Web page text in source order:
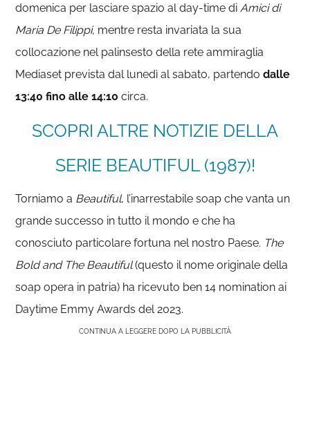
domenica per lasciare spazio al day-time di Amici di
Maria De Filippi, mentre resta invariata la sua
collocazione nel palinsesto della rete ammiraglia
Mediaset prevista dal lunedì al sabato, partendodalle
13:40 fino alle 14:10circa.
SCOPRI ALTRE NOTIZIE DELLA
SERIE BEAUTIFUL (1987)!
Torniamo a Beautiful, l’inarrestabile soap che vanta un
grande successo in tutto il mondo e che ha
conosciuto particolare fortuna nel nostro Paese. The
Bold and The Beautiful(questo il nome originale della
soap opera in patria) ha ricevuto ben 14 nomination ai
Daytime Emmy Awards del 2023.
CONTINUA A LEGGERE DOPO LA PUBBLICITÀ